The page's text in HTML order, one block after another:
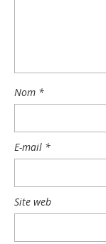
Nom *
E-mail *
Site web